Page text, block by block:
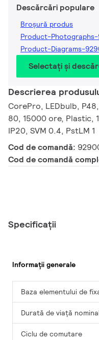
Descărcări populare
Broșură produs
Product-Photographs-
Product-Diagrams-
Selectați și
Descrierea
CorePro, LEDbulb,
80, 15000 ore, Plastic,
IP20, SVM 0.4, PstLM 1
Cod de comandă:
Cod de comandă
Specificații
Informații generale
Baza elementului de
Durată de viață
Ciclu de comutare